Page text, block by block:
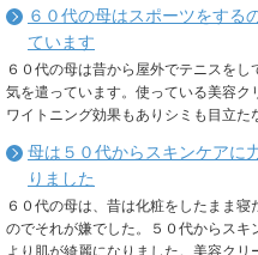
６０代の母はスポーツをする
ています
６０代の母は昔から屋外でテニスを
気を遣っています。使っている美容
ワイトニング効果もありシミも目立た
母は５０代からスキンケアに
りました
６０代の母は、昔は化粧をしたまま
のでそれが嫌でした。５０代からス
より肌が綺麗になりました。美容クリ